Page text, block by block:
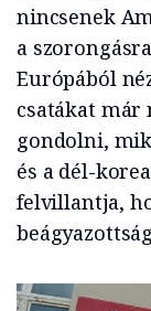
nincsenek
a
Európából
csatákat már
gondolni,
és a dél-
felvillantja,